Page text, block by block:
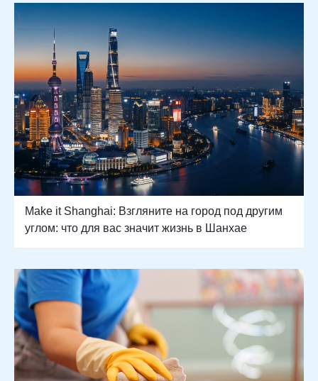
Make it Shanghai: Взгляните на город под другим
углом: что для вас значит жизнь в Шанхае